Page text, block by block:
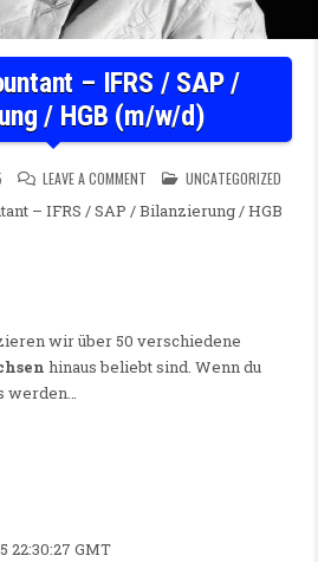
– IFRS / SAP /
/ HGB (m/w/d)
LEAVE A COMMENT ON SENIOR ACCOUNTANT
POSTED IN
UNCATEGORIZED
– IFRS / SAP / Bilanzierung / HGB
wir über 50 verschiedene
hinaus beliebt sind. Wenn du
werden…
22:30:27 GMT